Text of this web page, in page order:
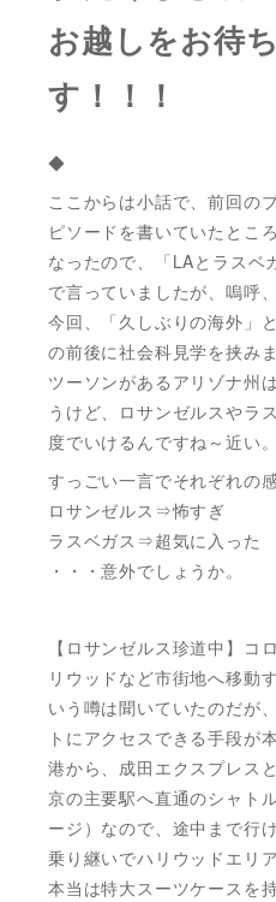
お越しをお待
す！！！
◆
ここからは小話で、前回の
ピソードを書いていたとこ
なったので、「LAとラスベ
で言っていましたが、嗚呼
今回、「久しぶりの海外」
の前後に社会科見学を挟み
ツーソンがあるアリゾナ州
うけど、ロサンゼルスやラ
度でいけるんですね～近い。
すっごい一言でそれぞれの
ロサンゼルス⇒怖すぎ
ラスベガス⇒超気に入った
・・・意外でしょうか。
【ロサンゼルス珍道中】コ
リウッドなど市街地へ移動
いう噂は聞いていたのだが
トにアクセスできる手段が
港から、成田エクスプレス
京の主要駅へ直通のシャト
ージ）なので、途中まで行
乗り継いでハリウッドエリア
本当は特大スーツケースを